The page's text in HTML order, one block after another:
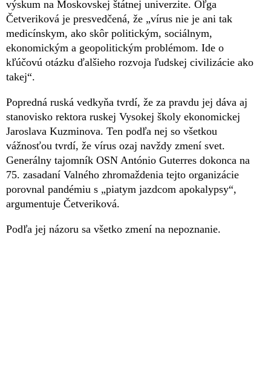
výskum na Moskovskej štátnej univerzite. Oľga
Četveriková je presvedčená, že „vírus nie je ani tak
medicínskym, ako skôr politickým, sociálnym,
ekonomickým a geopolitickým problémom. Ide o
kľúčovú otázku ďalšieho rozvoja ľudskej civilizácie ako
takej“.
Popredná ruská vedkyňa tvrdí, že za pravdu jej dáva aj
stanovisko rektora ruskej Vysokej školy ekonomickej
Jaroslava Kuzminova. Ten podľa nej so všetkou
vážnosťou tvrdí, že vírus ozaj navždy zmení svet.
Generálny tajomník OSN António Guterres dokonca na
75. zasadaní Valného zhromaždenia tejto organizácie
porovnal pandémiu s „piatym jazdcom apokalypsy“,
argumentuje Četveriková.
Podľa jej názoru sa všetko zmení na nepoznanie.